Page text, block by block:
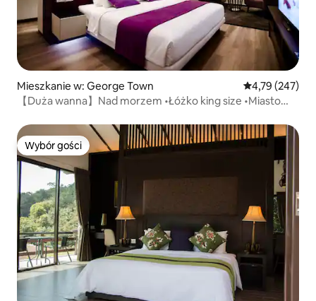
Mieszkanie w: George Town Średnia
4,79 (247)
【Duża wanna】Nad morzem •Łóżko king size •Miasto
Wybór gości
Wybór gości